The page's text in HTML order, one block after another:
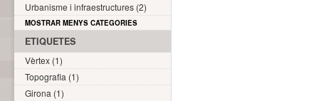
Urbanisme i infraestructures (2)
MOSTRAR MENYS CATEGORIES
ETIQUETES
Vèrtex (1)
Topografia (1)
Girona (1)